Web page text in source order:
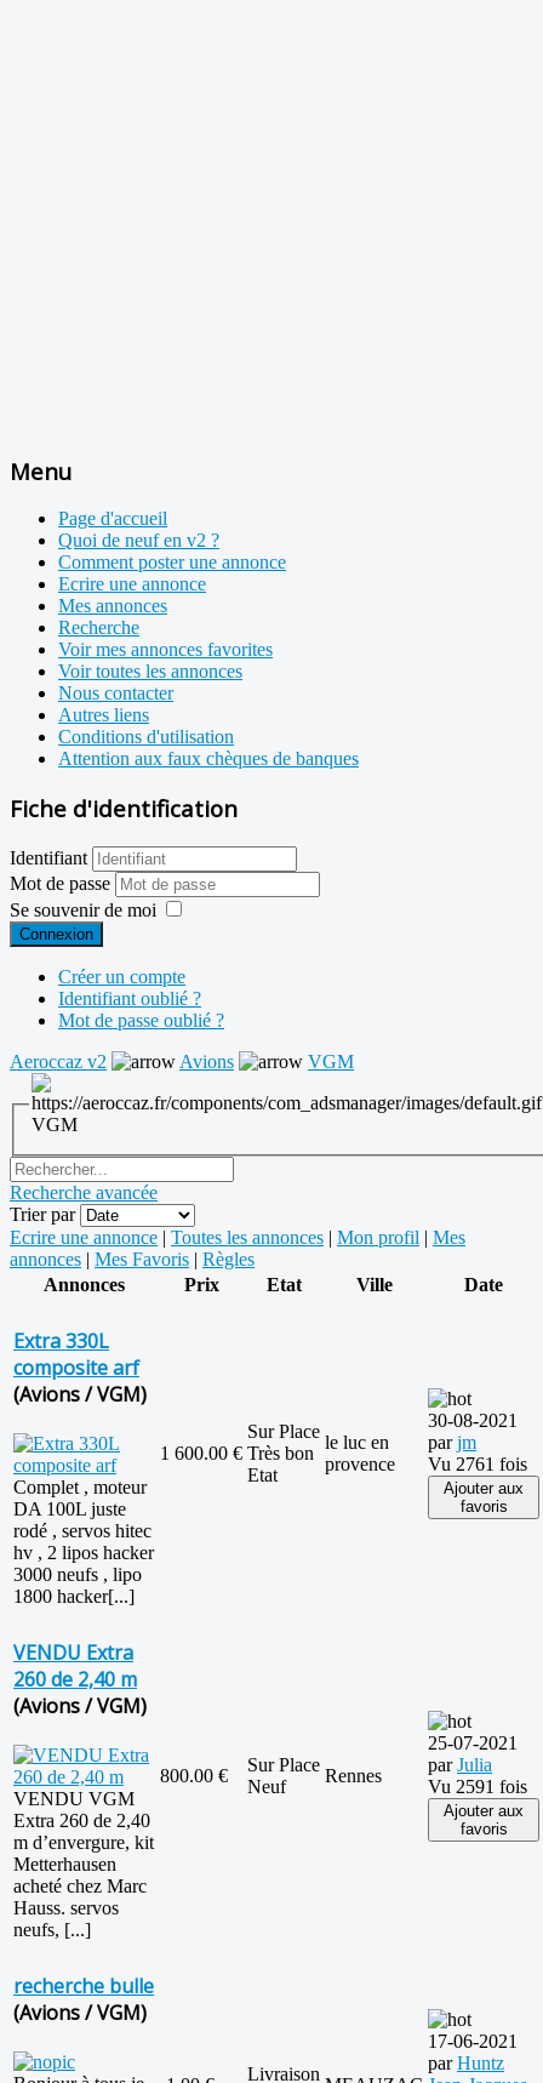
Menu
Page d'accueil
Quoi de neuf en v2 ?
Comment poster une annonce
Ecrire une annonce
Mes annonces
Recherche
Voir mes annonces favorites
Voir toutes les annonces
Nous contacter
Autres liens
Conditions d'utilisation
Attention aux faux chèques de banques
Fiche d'identification
Identifiant
Mot de passe
Se souvenir de moi
Connexion
Créer un compte
Identifiant oublié ?
Mot de passe oublié ?
Aeroccaz v2
Avions VGM
VGM
Recherche avancée
Trier par
Ecrire une annonce
Toutes les annonces Mon profil
Mes
annonces
Mes Favoris
Règles
Annonces
Prix Etat Ville Date
Extra 330L
composite arf
(Avions / VGM)
Complet , moteur
DA 100L juste
rodé , servos hitec
hv , 2 lipos hacker
3000 neufs , lipo
1800 hacker[...]
1 600.00 €
Sur Place
Très bon
Etat
le luc en
provence
30-08-2021
parjm
Vu 2761 fois
Ajouter aux
favoris
VENDU Extra
260 de 2,40 m
(Avions / VGM)
VENDU VGM
Extra 260 de 2,40
m d’envergure, kit
Metterhausen
acheté chez Marc
Hauss. servos
neufs, [...]
800.00 €
Sur Place
Neuf
Rennes
25-07-2021
parJulia
Vu 2591 fois
Ajouter aux
favoris
recherche bulle
(Avions / VGM)
Livraison
17-06-2021
parHuntz